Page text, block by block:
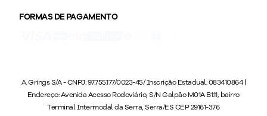
FORMAS DE PAGAMENTO
A. Grings S/A - CNPJ: 97.755.177/0023-45/ Inscrição Estadual: 083410864 |
Endereço: Avenida Acesso Rodoviário, S/N Galpão M01A B1.11, bairro
Terminal Intermodal da Serra, Serra/ES CEP 29161-376